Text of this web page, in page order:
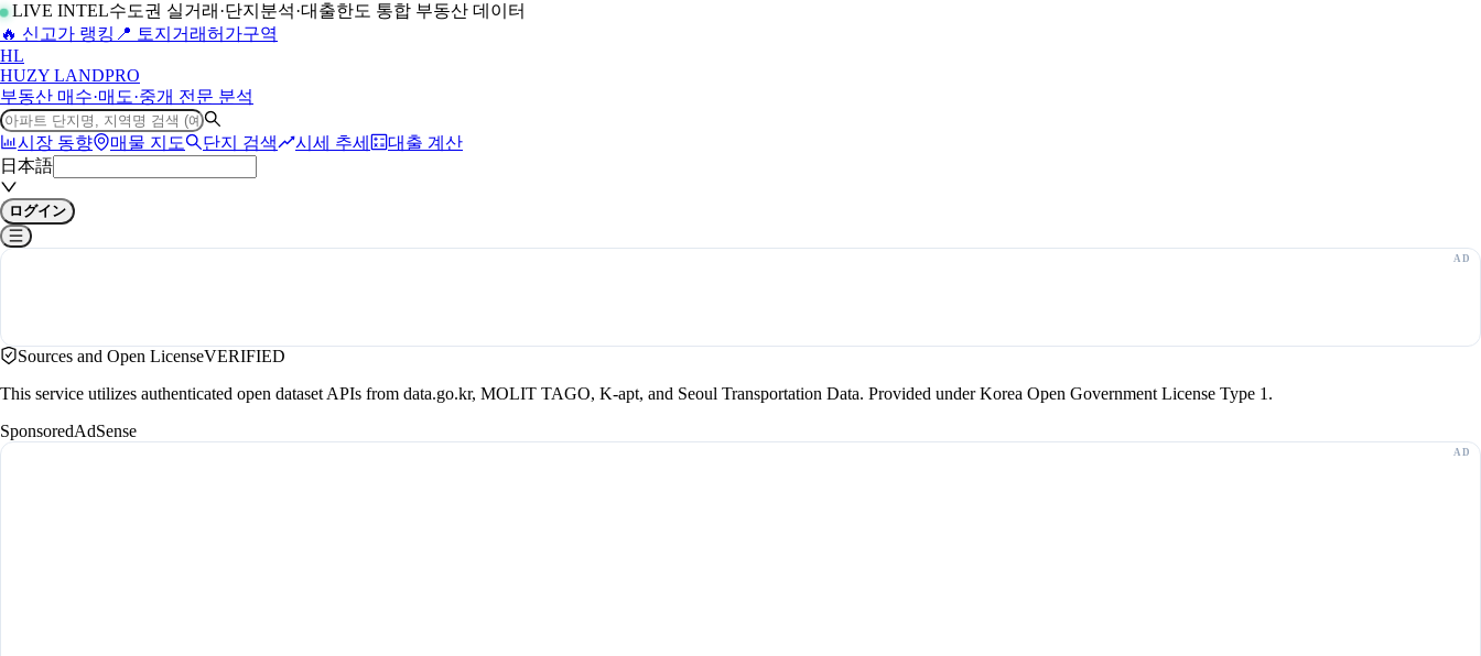
LIVE INTEL수도권 실거래·단지분석·대출한도 통합 부동산 데이터
🔥 신고가 랭킹 📍 토지거래허가구역
HL
HUZY LANDPRO
부동산 매수·매도·중개 전문 분석
시장 동향 매물 지도 단지 검색 시세 추세
대출 계산
日本語
ログイン
Sources and Open LicenseVERIFIED
This service utilizes authenticated open dataset APIs from data.go.kr, MOLIT TAGO, K-apt, and Seoul Transportation Data. Provided under Korea Open Government License Type 1.
SponsoredAdSense